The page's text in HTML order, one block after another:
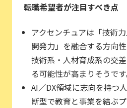
転職希望者が注目すべき点
アクセンチュアは「技術
開発力」を融合する方向
技術系・人材育成系の交
る可能性が高まりそうです
AI／DX領域に志向を持つ
断型で教育と事業を結ぶ